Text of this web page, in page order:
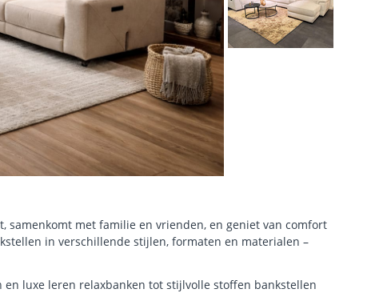
samenkomt met familie en vrienden, en geniet van comfort
in verschillende stijlen, formaten en materialen –
luxe leren relaxbanken tot stijlvolle stoffen bankstellen